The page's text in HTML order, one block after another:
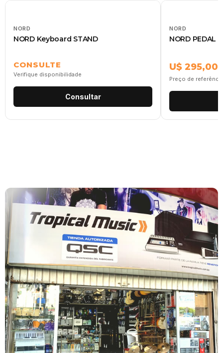
NORD
NORD Keyboard STAND
CONSULTE
Verifique disponibilidade
Consultar
NORD
NORD PEDAL
U$ 295,00
Preço de referência